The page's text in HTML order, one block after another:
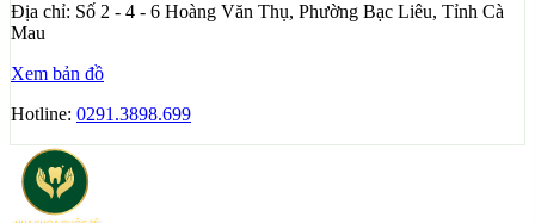
Địa chỉ: Số 2 - 4 - 6 Hoàng Văn Thụ, Phường Bạc Liêu, Tỉnh Cà
Mau
Xem bản đồ
Hotline: 0291.3898.699